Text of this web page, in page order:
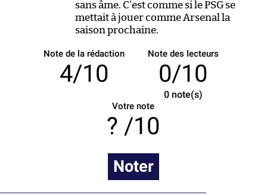
sans âme. C’est comme si le PSG se
mettait à jouer comme Arsenal la
saison prochaine.
Note de la rédaction
4/10
Note des lecteurs
0/10
0note(s)
Votre note
/10
Noter